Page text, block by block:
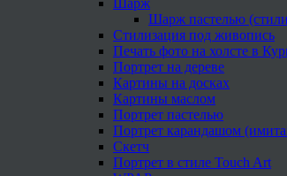
Шарж пастелью
Стилизация под живопись
Печать фото на холсте в
Портрет на дереве
Картины на досках
Картины маслом
Портрет пастелью
Портрет карандашом
Скетч
Портрет в стиле Touch Art